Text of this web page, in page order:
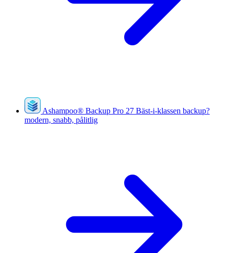
Ashampoo® Backup Pro 27 Bäst-i-klassen backup?
modern, snabb, pålitlig